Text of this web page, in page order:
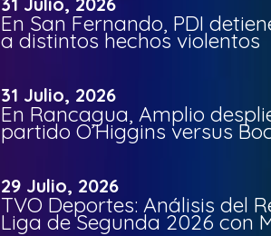
En San Fernando, PDI
a distintos hechos violentos
31 Julio, 2026
En Rancagua, Amplio
partido O’Higgins versus
29 Julio, 2026
TVO Deportes: Análisis del
Liga de Segunda 2026 con